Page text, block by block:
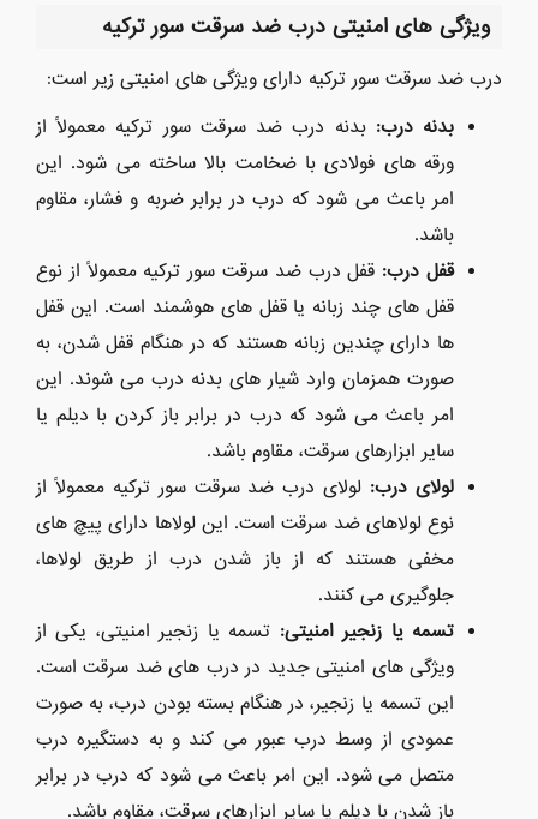
ویژگی های امنیتی درب ضد سرقت سور ترکیه
درب ضد سرقت سور ترکیه دارای ویژگی های امنیتی زیر است:
بدنه درب: بدنه درب ضد سرقت سور ترکیه معمولاً از
ورقه های فولادی با ضخامت بالا ساخته می شود. این
امر باعث می شود که درب در برابر ضربه و فشار، مقاوم
باشد.
قفل درب: قفل درب ضد سرقت سور ترکیه معمولاً از نوع
قفل های چند زبانه یا قفل های هوشمند است. این قفل
ها دارای چندین زبانه هستند که در هنگام قفل شدن، به
صورت همزمان وارد شیار های بدنه درب می شوند. این
امر باعث می شود که درب در برابر باز کردن با دیلم یا
سایر ابزارهای سرقت، مقاوم باشد.
لولای درب: لولای درب ضد سرقت سور ترکیه معمولاً از
نوع لولاهای ضد سرقت است. این لولاها دارای پیچ های
مخفی هستند که از باز شدن درب از طریق لولاها،
جلوگیری می کنند.
تسمه یا زنجیر امنیتی: تسمه یا زنجیر امنیتی، یکی از
ویژگی های امنیتی جدید در درب های ضد سرقت است.
این تسمه یا زنجیر، در هنگام بسته بودن درب، به صورت
عمودی از وسط درب عبور می کند و به دستگیره درب
متصل می شود. این امر باعث می شود که درب در برابر
باز شدن با دیلم یا سایر ابزارهای سرقت، مقاوم باشد.